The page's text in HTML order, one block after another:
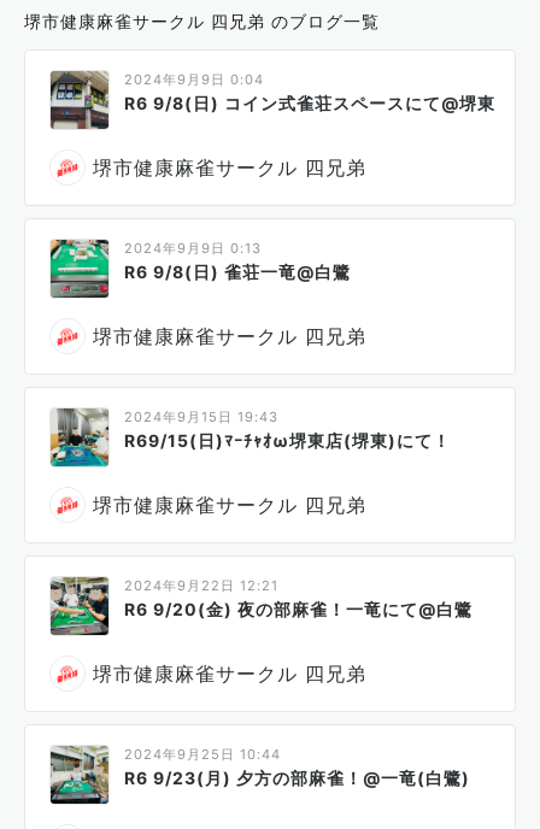
堺市健康麻雀サークル 四兄弟 のブログ一覧
2024年9月9日 0:04
R6 9/8(日) コイン式雀荘スペースにて@堺東
堺市健康麻雀サークル 四兄弟
2024年9月9日 0:13
R6 9/8(日) 雀荘一竜@白鷺
堺市健康麻雀サークル 四兄弟
2024年9月15日 19:43
R69/15(日)ﾏｰﾁｬｵω堺東店(堺東)にて！
堺市健康麻雀サークル 四兄弟
2024年9月22日 12:21
R6 9/20(金) 夜の部麻雀！一竜にて@白鷺
堺市健康麻雀サークル 四兄弟
2024年9月25日 10:44
R6 9/23(月) 夕方の部麻雀！@一竜(白鷺)